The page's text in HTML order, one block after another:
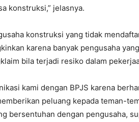
konstruksi,” jelasnya.
konstruksi yang tidak
karena banyak pengusaha
bila terjadi resiko dalam
kami dengan BPJS karena
peluang kepada teman-
bersentuhan dengan pengusaha,